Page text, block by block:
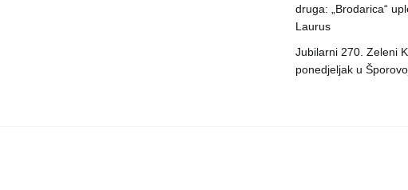
druga: „Brodarica“
Laurus
Jubilarni 270. Zeleni
ponedjeljak u